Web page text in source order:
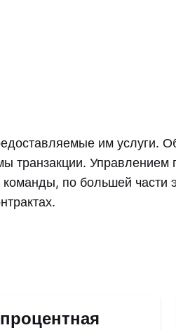
им услуги.
транзакции. Управлением
по большей части